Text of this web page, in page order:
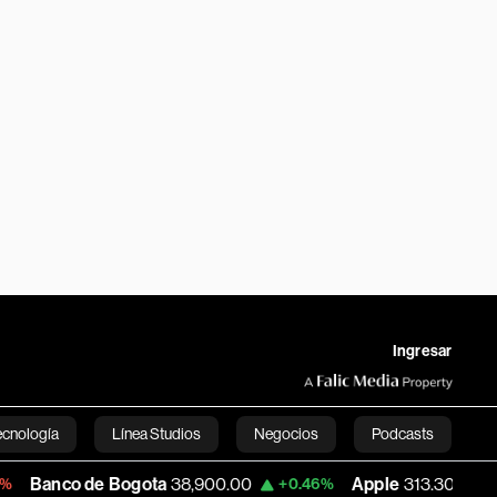
Ingresar
Línea Studios Negocios Podcasts
English
de Bogota 38,900.00 +0.46% Apple 313.305 +0.25%